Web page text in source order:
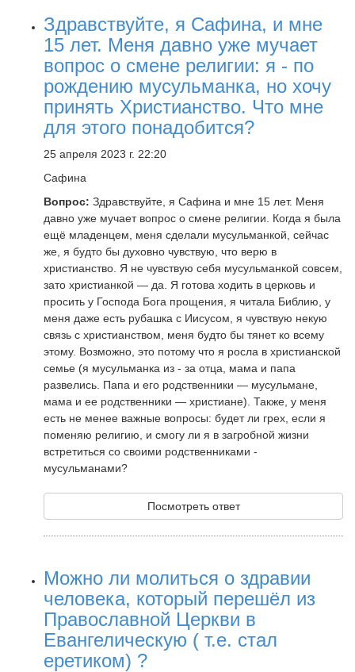
Здравствуйте, я Сафина, и мне
15 лет. Меня давно уже мучает
вопрос о смене религии: я - по
рождению мусульманка, но хочу
принять Христианство. Что мне
для этого понадобится?
25 апреля 2023 г. 22:20
Сафина
Вопрос: Здравствуйте, я Сафина и мне 15 лет. Меня
давно уже мучает вопрос о смене религии. Когда я была
ещё младенцем, меня сделали мусульманкой, сейчас
же, я будто бы духовно чувствую, что верю в
христианство. Я не чувствую себя мусульманкой совсем,
зато христианкой — да. Я готова ходить в церковь и
просить у Господа Бога прощения, я читала Библию, у
меня даже есть рубашка с Иисусом, я чувствую некую
связь с христианством, меня будто бы тянет ко всему
этому. Возможно, это потому что я росла в христианской
семье (я мусульманка из - за отца, мама и папа
развелись. Папа и его родственники — мусульмане,
мама и ее родственники — христиане). Также, у меня
есть не менее важные вопросы: будет ли грех, если я
поменяю религию, и смогу ли я в загробной жизни
встретиться со своими родственниками -
мусульманами?
Посмотреть ответ
Можно ли молиться о здравии
человека, который перешёл из
Православной Церкви в
Евангелическую ( т.е. стал
еретиком) ?